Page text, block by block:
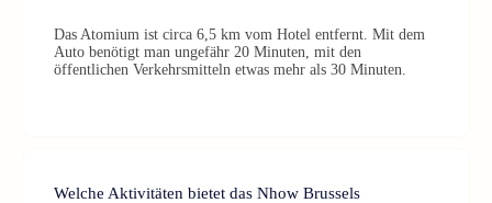
Das Atomium ist circa 6,5 km vom Hotel entfernt. Mit dem
Auto benötigt man ungefähr 20 Minuten, mit den
öffentlichen Verkehrsmitteln etwas mehr als 30 Minuten.
Welche Aktivitäten bietet das Nhow Brussels